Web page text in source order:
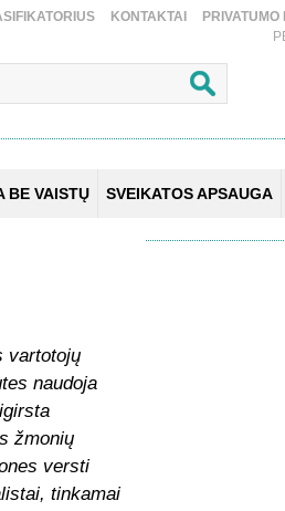
KONTAKTAI
PRIVATUMO
BE VAISTŲ SVEIKATOS APSAUGA
vartotojų
naudoja
žmonių
versti
tinkamai